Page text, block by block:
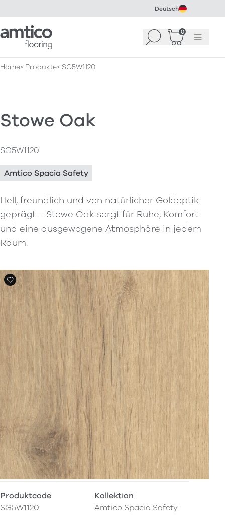
Deutsch
Amtico Flooring Suchen 0
WarenkorbMenü
Home Produkte SG5W1120
Stowe Oak
SG5W1120
Amtico Spacia Safety
Hell, freundlich und von natürlicher Goldoptik
geprägt – Stowe Oak sorgt für Ruhe, Komfort
und eine ausgewogene Atmosphäre in jedem
Raum.
Produktcode
SG5W1120
Kollektion
Amtico Spacia Safety